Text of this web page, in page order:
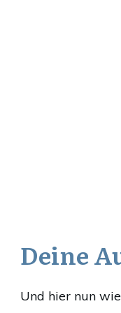
Deine
Und hier nun